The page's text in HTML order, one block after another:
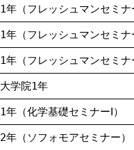
1年（フレッシュマンセミナ
1年（フレッシュマンセミナ
1年（フレッシュマンセミナ
大学院1年
1年（化学基礎セミナーⅠ）
2年（ソフォモアセミナー）